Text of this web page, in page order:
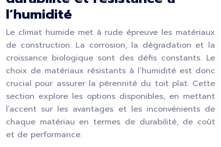
l’humidité
Le climat humide met à rude épreuve les matériaux
de construction. La corrosion, la dégradation et la
croissance biologique sont des défis constants. Le
choix de matériaux résistants à l’humidité est donc
crucial pour assurer la pérennité du toit plat. Cette
section explore les options disponibles, en mettant
l’accent sur les avantages et les inconvénients de
chaque matériau en termes de durabilité, de coût
et de performance.